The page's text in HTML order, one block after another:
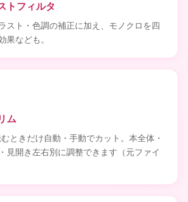
トフィルタ
スト・色調の補正に加え、モノクロを四
果なども。
ム
ときだけ自動・手動でカット。本全体・
見開き左右別に調整できます（元ファイ